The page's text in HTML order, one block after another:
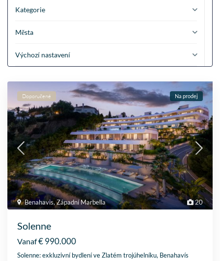
Kategorie
Města
Výchozí nastavení
20
Benahavis,Západní Marbella
Doporučené Na prodej
Solenne
Vanaf€ 990.000
Solenne: exkluzivní bydlení ve Zlatém trojúhelníku, Benahavís